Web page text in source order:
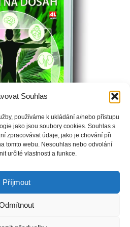
Souhlas
používáme k ukládání a/nebo přístupu
jako jsou soubory cookies. Souhlas s
zpracovávat údaje, jako je chování při
tomto webu. Nesouhlas nebo odvolání
určité vlastnosti a funkce.
Příjmout
nijak zpochybnit.